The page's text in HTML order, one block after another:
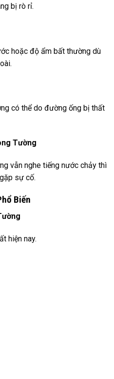
bị rò rỉ.
hoặc độ ẩm bất thường dù
có thể do đường ống bị thất
Tường
vẫn nghe tiếng nước chảy thì
sự cố.
Biến
hiện nay.